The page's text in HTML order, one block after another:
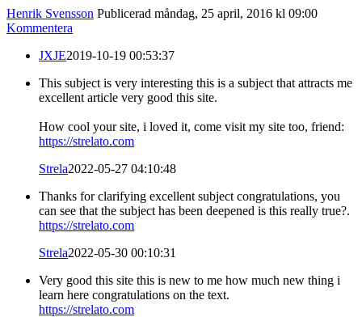
Henrik Svensson Publicerad måndag, 25 april, 2016 kl 09:00
Kommentera
JXJE2019-10-19 00:53:37
This subject is very interesting this is a subject that attracts me
excellent article very good this site.
How cool your site, i loved it, come visit my site too, friend:
https://strelato.com
Strela2022-05-27 04:10:48
Thanks for clarifying excellent subject congratulations, you
can see that the subject has been deepened is this really true?.
https://strelato.com
Strela2022-05-30 00:10:31
Very good this site this is new to me how much new thing i
learn here congratulations on the text.
https://strelato.com